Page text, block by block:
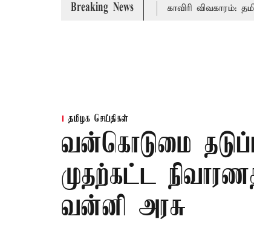
Breaking News
அமைச்சர் விஜய் உரை காவிரி விவகாரம்:
தமிழக செய்திகள்
வன்கொடுமை
முதற்கட்ட
வன்னி அரசு